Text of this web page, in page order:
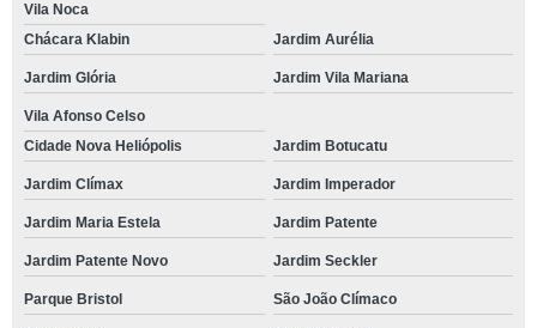
Vila Noca
Chácara Klabin
Jardim Aurélia
Jardim Glória Jardim Vila Mariana
Vila Afonso Celso
Cidade Nova Heliópolis
Jardim Botucatu
Jardim Clímax Jardim Imperador
Jardim Maria Estela Jardim Patente
Jardim Patente Novo Jardim Seckler
Parque Bristol São João Clímaco